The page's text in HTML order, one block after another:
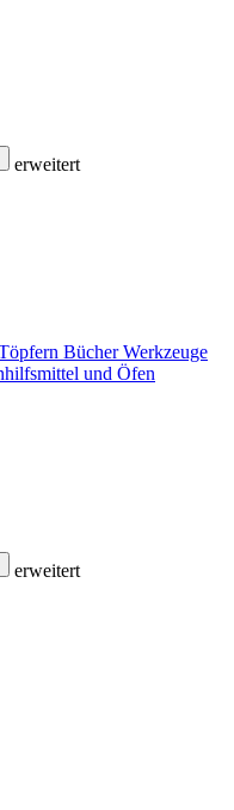
erweitert
erweitert